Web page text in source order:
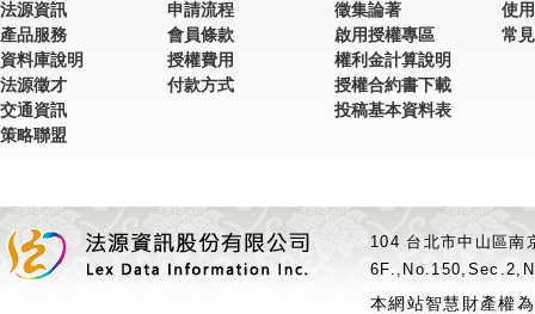
法源資訊
產品服務
資料庫說明
法源徵才
交通資訊
策略聯盟
申請流程
會員條款
授權費用
付款方式
徵集論著
啟用授權專區
權利金計算說明
授權合約書下載
投稿基本資料表
使
常
104 台北市中山區
本網站智慧財產權